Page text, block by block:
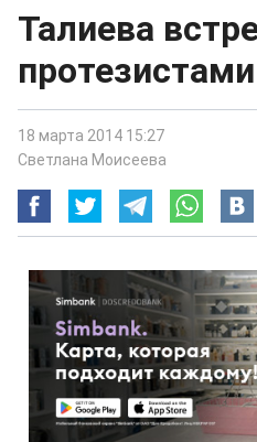
Талиева
протезистами
18 марта 2014 15:27
Светлана Моисеева